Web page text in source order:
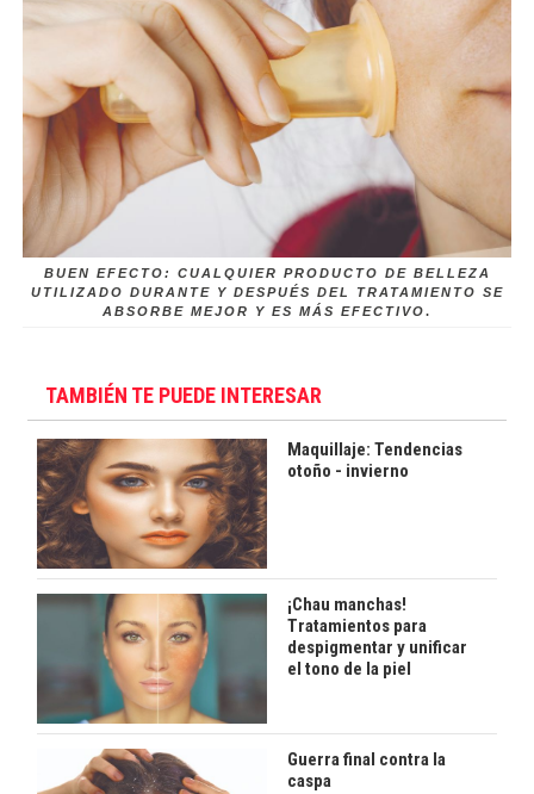
BUEN EFECTO: CUALQUIER PRODUCTO DE BELLEZA
UTILIZADO DURANTE Y DESPUÉS DEL TRATAMIENTO SE
ABSORBE MEJOR Y ES MÁS EFECTIVO.
TAMBIÉN TE PUEDE INTERESAR
Maquillaje: Tendencias
otoño - invierno
¡Chau manchas!
Tratamientos para
despigmentar y unificar
el tono de la piel
Guerra final contra la
caspa